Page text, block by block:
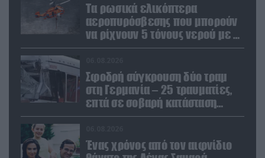
Τα ρωσικά ελικόπτερα
αεροπυρόσβεσης που μπορούν
να ρίχνουν 5 τόνους νερού με 8
μποφόρ
Σφοδρή σύγκρουση δύο τραμ
στη Γερμανία – 25 τραυματίες,
επτά σε σοβαρή κατάσταση
(βίντεο)
Ένας χρόνος από τον αιφνίδιο